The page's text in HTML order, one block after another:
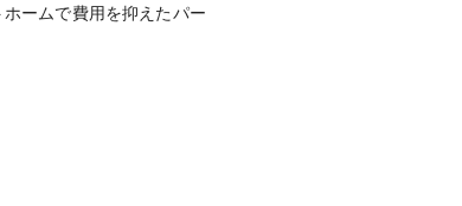
ームで費用を抑えたパー
￥6,800（フリードリン
ン、VTR他